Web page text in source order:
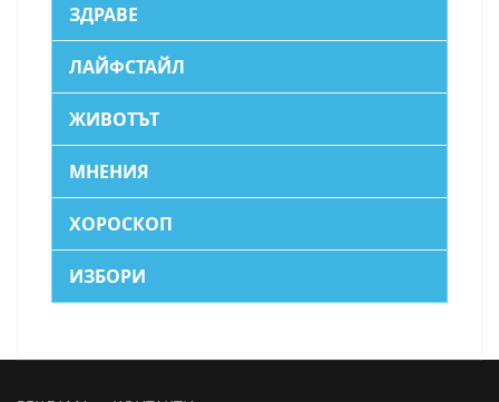
ЗДРАВЕ
ЛАЙФСТАЙЛ
ЖИВОТЪТ
МНЕНИЯ
ХОРОСКОП
ИЗБОРИ